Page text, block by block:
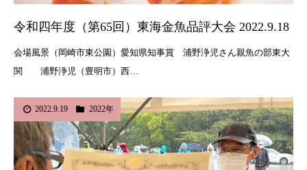
令和四年度（第65回）東海金魚品評大会 2022.9.18
会場風景（岡崎市東公園）愛知県知事賞 浦野浄児さん親魚の部東大
関 浦野浄児（豊明市）西…
2022.9.19 2022年